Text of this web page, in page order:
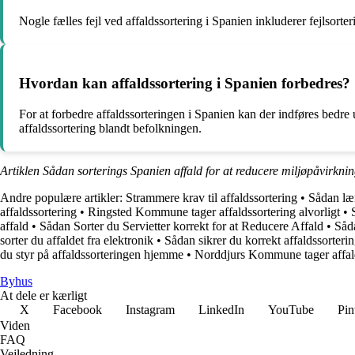
Nogle fælles fejl ved affaldssortering i Spanien inkluderer
Hvordan kan affaldssortering i Spanien forbedres?
For at forbedre affaldssorteringen i Spanien kan der indføres
affaldssortering blandt befolkningen.
Artiklen Sådan sorterings Spanien affald for at reducere
Andre populære artikler: Strammere krav til affaldssortering • Sådan
affaldssortering • Ringsted Kommune tager affaldssortering alvorligt •
affald • Sådan Sorter du Servietter korrekt for at Reducere Affald •
sorter du affaldet fra elektronik • Sådan sikrer du korrekt
du styr på affaldssorteringen hjemme • Norddjurs Kommune tager
Byhus
At dele er kærligt
X
Facebook Instagram LinkedIn YouTube
Viden
FAQ